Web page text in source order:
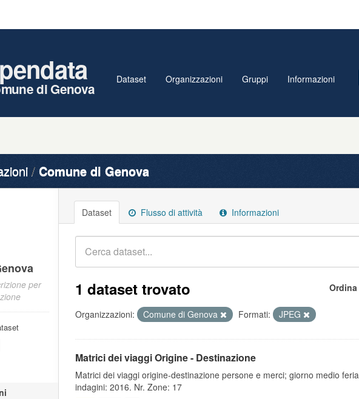
di Genova
Dataset Organizzazioni Gruppi Informazioni
Comune di Genova
Dataset Flusso di attività Informazioni
1 dataset trovato
Organizzazioni: Comune di Genova Formati: JPEG
Matrici dei viaggi Origine - Destinazione
Matrici dei viaggi origine-destinazione persone e merci; giorno medio
indagini: 2016. Nr. Zone: 17
per